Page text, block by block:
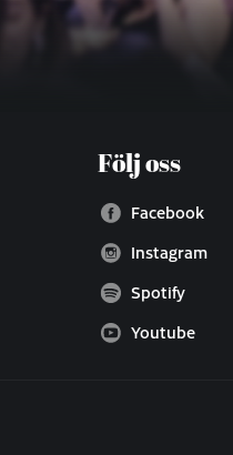
Följ oss
Facebook
Instagram
Spotify
Youtube